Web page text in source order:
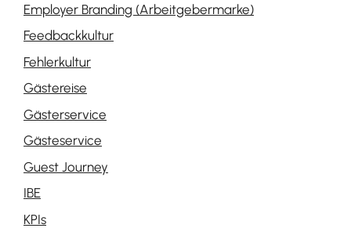
Employer Branding (Arbeitgebermarke)
Feedbackkultur
Fehlerkultur
Gästereise
Gästerservice
Gästeservice
Guest Journey
IBE
KPIs